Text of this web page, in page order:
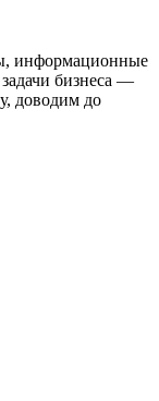
информационные
бизнеса —
доводим до